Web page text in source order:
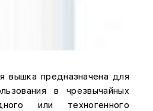
вышка предназначена для
в чрезвычайных
или техногенного